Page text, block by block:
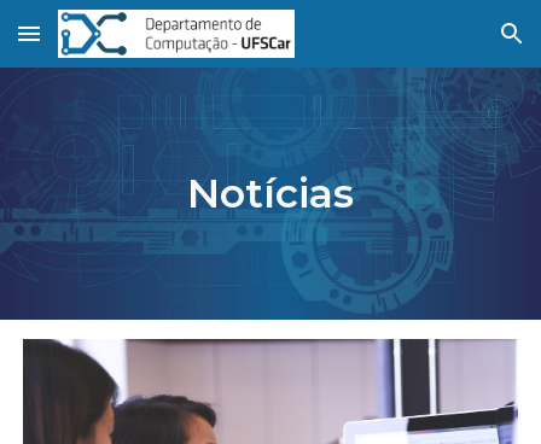
Skip to main content Skip to navigation
Notícias